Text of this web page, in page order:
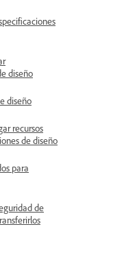
diseño
diseño
recursos
de diseño
para
de